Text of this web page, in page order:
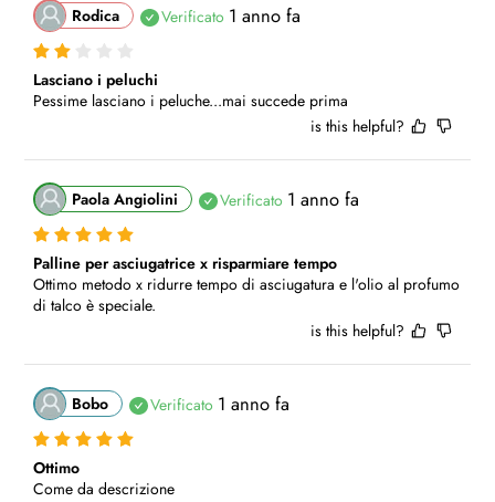
Rodica Verificato 1 anno fa
Lasciano i peluchi
Pessime lasciano i peluche...mai succede prima
is this helpful?
Paola Angiolini Verificato 1 anno fa
Palline per asciugatrice x risparmiare tempo
Ottimo metodo x ridurre tempo di asciugatura e l'olio al profumo
di talco è speciale.
is this helpful?
Bobo Verificato 1 anno fa
Ottimo
Come da descrizione